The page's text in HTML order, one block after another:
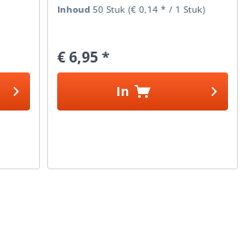
Inhoud50 Stuk(€ 0,14 * / 1 Stuk)
€ 6,95 *
In